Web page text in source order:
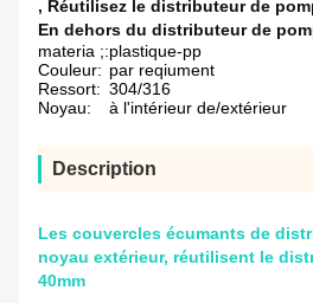
, Réutilisez le distributeur de
En dehors du distributeur de
materia ;:plastique-pp
Couleur: par reqiument
Ressort: 304/316
Noyau:
à l'intérieur de/extérieur
Description
Les couvercles écumants de
noyau extérieur, réutilisent le
40mm